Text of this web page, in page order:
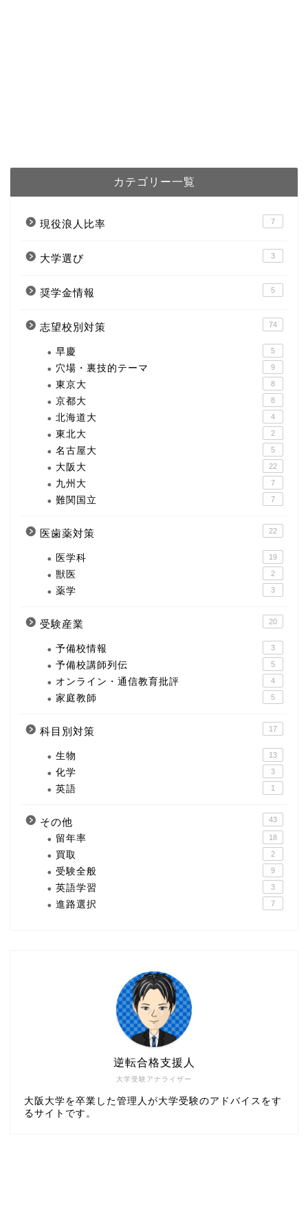
カテゴリー一覧
現役浪人比率 7
大学選び 3
奨学金情報 5
志望校別対策 74
早慶 5
穴場・裏技的テーマ 9
東京大 8
京都大 8
北海道大 4
東北大 2
名古屋大 5
大阪大 22
九州大 7
難関国立 7
医歯薬対策 22
医学科 19
獣医 2
薬学 3
受験産業 20
予備校情報 3
予備校講師列伝 5
オンライン・通信教育批評 4
家庭教師 5
科目別対策 17
生物 13
化学 3
英語 1
その他 43
留年率 18
買取 2
受験全般 9
英語学習 3
進路選択 7
大学受験アナライザー
逆転合格支援人
大阪大学を卒業した管理人が大学受験のアドバイスをす
るサイトです。